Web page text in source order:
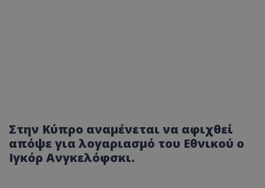
Στην Κύπρο αναμένεται να αφιχθεί
απόψε για λογαριασμό του Εθνικού ο
Ιγκόρ Ανγκελόφσκι.